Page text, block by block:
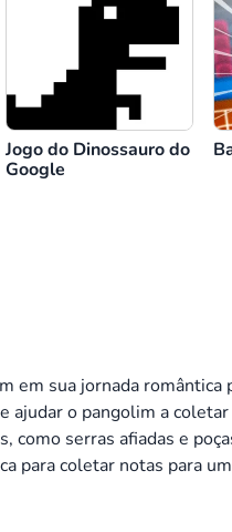
ou ou
Jogo do Dinossauro do
Google
em sua jornada romântica
ajudar o pangolim a
como serras afiadas e
para coletar notas para